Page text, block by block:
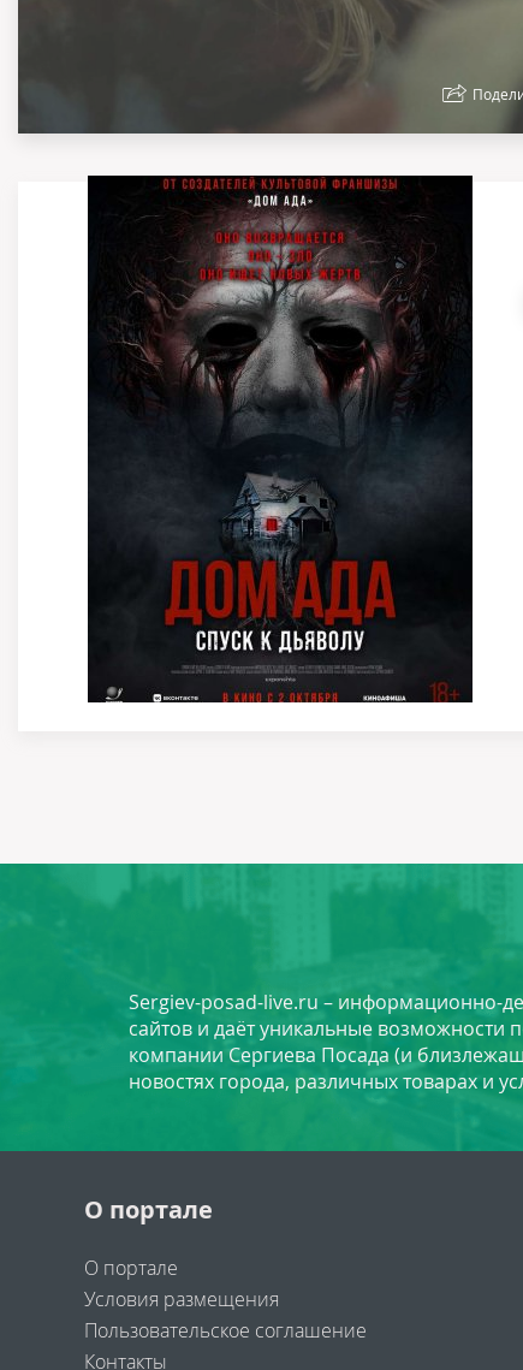
Sergiev-posad-live.ru – информационно-
сайтов и даёт уникальные возможности
компании Сергиева Посада (и
новостях города, различных товарах и
О портале
О портале
Условия размещения
Пользовательское соглашение
Контакты